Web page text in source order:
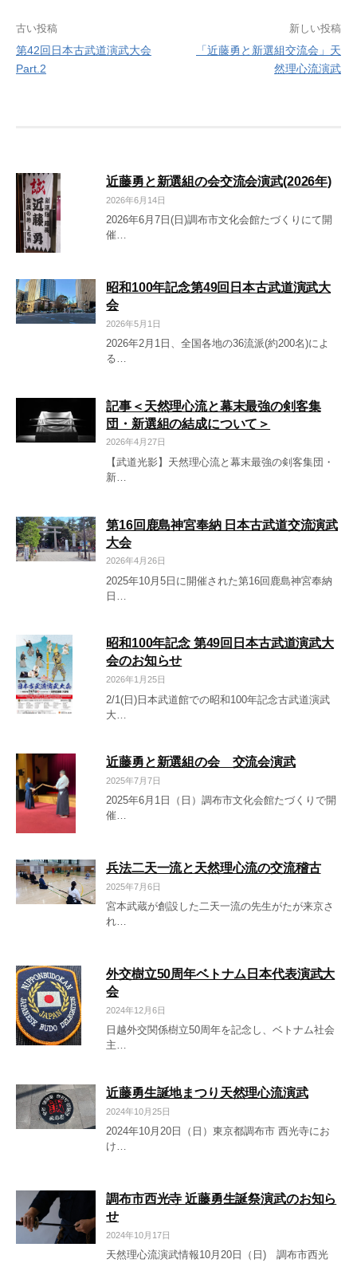
投
稿
ー
シ
ョ
古い投稿
第42回日本古武道演武大会
Part.2
新しい投稿
「近藤勇と新選組交流会」天
然理心流演武
近藤勇と新選組の会交流会演武(2026年)
2026年6月14日
2026年6月7日(日)調布市文化会館たづくりにて開
催…
昭和100年記念第49回日本古武道演武大
会
2026年5月1日
2026年2月1日、全国各地の36流派(約200名)によ
る…
記事＜天然理心流と幕末最強の剣客集
団・新選組の結成について＞
2026年4月27日
【武道光影】天然理心流と幕末最強の剣客集団・
新…
第16回鹿島神宮奉納 日本古武道交流演武
大会
2026年4月26日
2025年10月5日に開催された第16回鹿島神宮奉納
日…
昭和100年記念 第49回日本古武道演武大
会のお知らせ
2026年1月25日
2/1(日)日本武道館での昭和100年記念古武道演武
大…
近藤勇と新選組の会 交流会演武
2025年7月7日
2025年6月1日（日）調布市文化会館たづくりで開
催…
兵法二天一流と天然理心流の交流稽古
2025年7月6日
宮本武蔵が創設した二天一流の先生がたが来京さ
れ…
外交樹立50周年ベトナム日本代表演武大
会
2024年12月6日
日越外交関係樹立50周年を記念し、ベトナム社会
主…
近藤勇生誕地まつり天然理心流演武
2024年10月25日
2024年10月20日（日）東京都調布市 西光寺にお
け…
調布市西光寺 近藤勇生誕祭演武のお知ら
せ
2024年10月17日
天然理心流演武情報10月20日（日) 調布市西光